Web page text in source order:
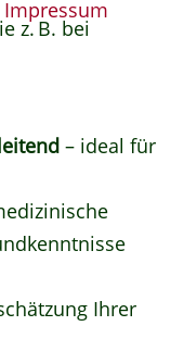
z. B. bei
– ideal für
Ihrer
Impressum